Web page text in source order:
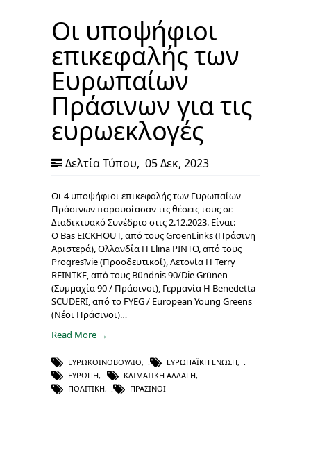
Οι υποψήφιοι
επικεφαλής των
Ευρωπαίων
Πράσινων για τις
ευρωεκλογές
Δελτία Τύπου, 05 Δεκ, 2023
Οι 4 υποψήφιοι επικεφαλής των Ευρωπαίων
Πράσινων παρουσίασαν τις θέσεις τους σε
Διαδικτυακό Συνέδριο στις 2.12.2023. Είναι:
Ο Bas EICKHOUT, από τους GroenLinks (Πράσινη
Αριστερά), Ολλανδία Η Elīna PINTO, από τους
Progresīvie (Προοδευτικοί), Λετονία Η Terry
REINTKE, από τους Bündnis 90/Die Grünen
(Συμμαχία 90 / Πράσινοι), Γερμανία Η Benedetta
SCUDERI, από το FYEG / European Young Greens
(Νέοι Πράσινοι)…
Read More →
ΕΥΡΩΚΟΙΝΟΒΟΎΛΙΟ, ΕΥΡΩΠΑΪΚΉ ΈΝΩΣΗ,
ΕΥΡΏΠΗ, ΚΛΙΜΑΤΙΚΉ ΑΛΛΑΓΉ,
ΠΟΛΙΤΙΚΉ, ΠΡΆΣΙΝΟΙ